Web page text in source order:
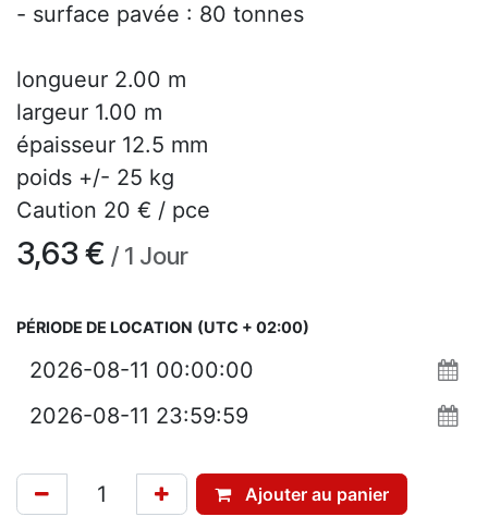
- surface pavée : 80 tonnes
longueur 2.00 m
largeur 1.00 m
épaisseur 12.5 mm
poids +/- 25 kg
Caution 20 € / pce
3,63 € / 1 Jour
PÉRIODE DE LOCATION (UTC + 02:00)
Ajouter au panier